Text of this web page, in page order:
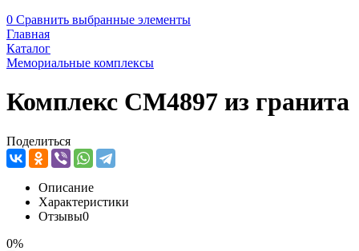
0 Сравнить выбранные элементы
Главная
Каталог
Мемориальные комплексы
Комплекс CM4897 из гранита
Поделиться
Описание
Характеристики
Отзывы0
0%